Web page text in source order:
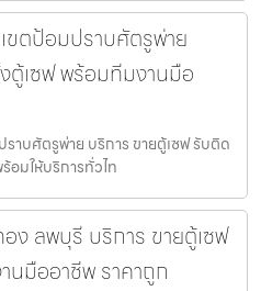
ขตป้อมปราบศัตรูพ่าย
ตู้เซฟ พร้อมทีมงานมือ
าบศัตรูพ่าย บริการ ขายตู้เซฟ รับติด
มให้บริการทั่วไท
ง ลพบุรี บริการ ขายตู้เซฟ
มืออาชีพ ราคาถูก